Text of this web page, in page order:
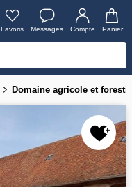
Favoris Messages Compte Panier
Domaine agricole et